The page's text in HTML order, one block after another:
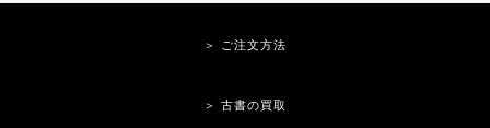
＞ ご注文方法
＞ 古書の買取